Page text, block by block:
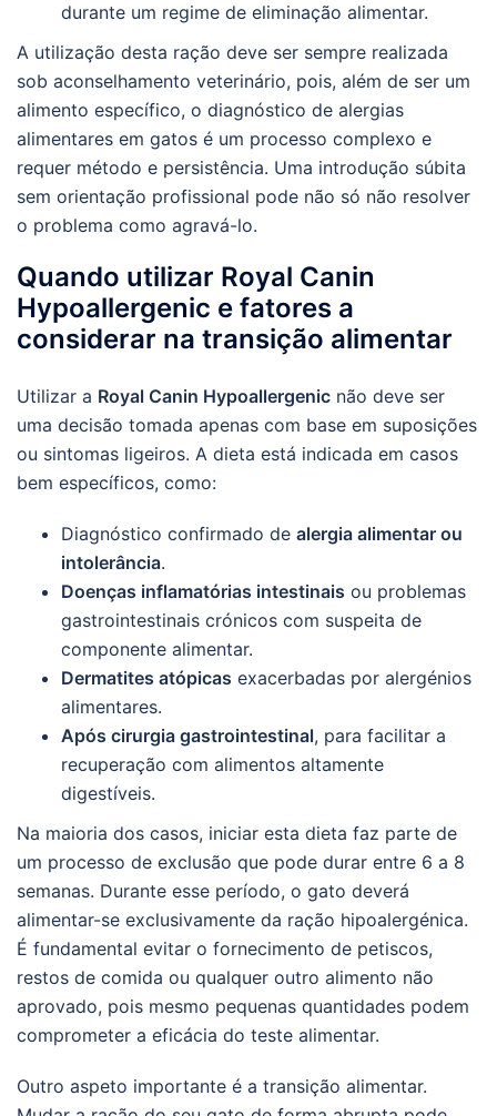
durante um regime de eliminação alimentar.
A utilização desta ração deve ser sempre realizada
sob aconselhamento veterinário, pois, além de ser um
alimento específico, o diagnóstico de alergias
alimentares em gatos é um processo complexo e
requer método e persistência. Uma introdução súbita
sem orientação profissional pode não só não resolver
o problema como agravá-lo.
Quando utilizar Royal Canin
Hypoallergenic e fatores a
considerar na transição alimentar
Utilizar a Royal Canin Hypoallergenic não deve ser
uma decisão tomada apenas com base em suposições
ou sintomas ligeiros. A dieta está indicada em casos
bem específicos, como:
Diagnóstico confirmado de alergia alimentar ou
intolerância.
Doenças inflamatórias intestinais ou problemas
gastrointestinais crónicos com suspeita de
componente alimentar.
Dermatites atópicas exacerbadas por alergénios
alimentares.
Após cirurgia gastrointestinal, para facilitar a
recuperação com alimentos altamente
digestíveis.
Na maioria dos casos, iniciar esta dieta faz parte de
um processo de exclusão que pode durar entre 6 a 8
semanas. Durante esse período, o gato deverá
alimentar-se exclusivamente da ração hipoalergénica.
É fundamental evitar o fornecimento de petiscos,
restos de comida ou qualquer outro alimento não
aprovado, pois mesmo pequenas quantidades podem
comprometer a eficácia do teste alimentar.
Outro aspeto importante é a transição alimentar.